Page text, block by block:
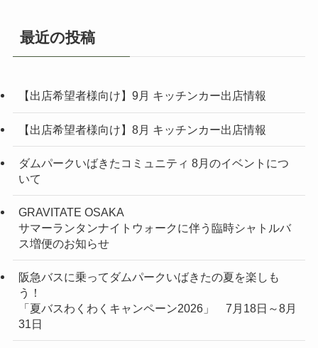
最近の投稿
【出店希望者様向け】9月 キッチンカー出店情報
【出店希望者様向け】8月 キッチンカー出店情報
ダムパークいばきたコミュニティ 8月のイベントにつ
いて
GRAVITATE OSAKA
サマーランタンナイトウォークに伴う臨時シャトルバ
ス増便のお知らせ
阪急バスに乗ってダムパークいばきたの夏を楽しも
う！
「夏バスわくわくキャンペーン2026」 7月18日～8月
31日